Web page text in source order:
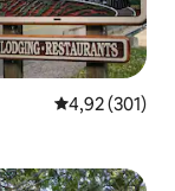
Средна
4,92 (301)